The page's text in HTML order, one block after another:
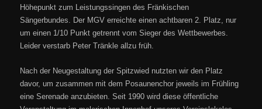
Höhepunkt zum Leistungssingen des Fränkischen
Sängerbundes. Der MGV erreichte einen achtbaren 2. Platz, nur
um einen 1/10 Punkt getrennt vom Sieger des Wettbewerbes.
Leider verstarb Peter Tränkle allzu früh.
Nach der Neugestaltung der Spitzwied nutzten wir den Platz
davor, um zusammen mit dem Posaunenchor jeweils im Frühling
eine Serenade anzubieten. Seit 1990 wird diese öffentliche